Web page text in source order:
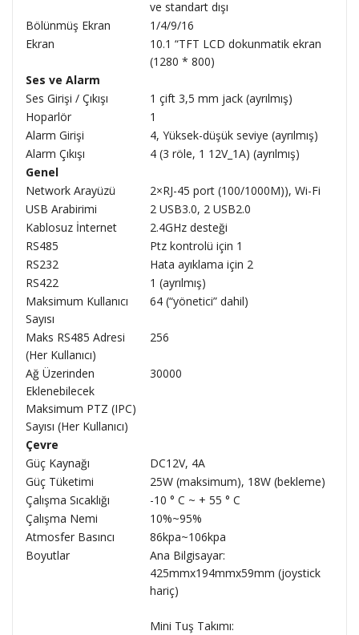
ve standart dışı
Bölünmüş Ekran
1/4/9/16
Ekran
10.1 “TFT LCD dokunmatik ekran
(1280 * 800)
Ses ve Alarm
Ses Girişi / Çıkışı
1 çift 3,5 mm jack (ayrılmış)
Hoparlör
1
Alarm Girişi
4, Yüksek-düşük seviye (ayrılmış)
Alarm Çıkışı
4 (3 röle, 1 12V_1A) (ayrılmış)
Genel
Network Arayüzü
2×RJ-45 port (100/1000M)), Wi-Fi
USB Arabirimi
2 USB3.0, 2 USB2.0
Kablosuz İnternet
2.4GHz desteği
RS485
Ptz kontrolü için 1
RS232
Hata ayıklama için 2
RS422
1 (ayrılmış)
Maksimum Kullanıcı
Sayısı
64 (“yönetici” dahil)
Maks RS485 Adresi
(Her Kullanıcı)
256
Ağ Üzerinden
Eklenebilecek
Maksimum PTZ (IPC)
Sayısı (Her Kullanıcı)
30000
Çevre
Güç Kaynağı
DC12V, 4A
Güç Tüketimi
25W (maksimum), 18W (bekleme)
Çalışma Sıcaklığı
-10 ° C ~ + 55 ° C
Çalışma Nemi
10%~95%
Atmosfer Basıncı
86kpa~106kpa
Boyutlar
Ana Bilgisayar:
425mmx194mmx59mm (joystick
hariç)
Mini Tuş Takımı: